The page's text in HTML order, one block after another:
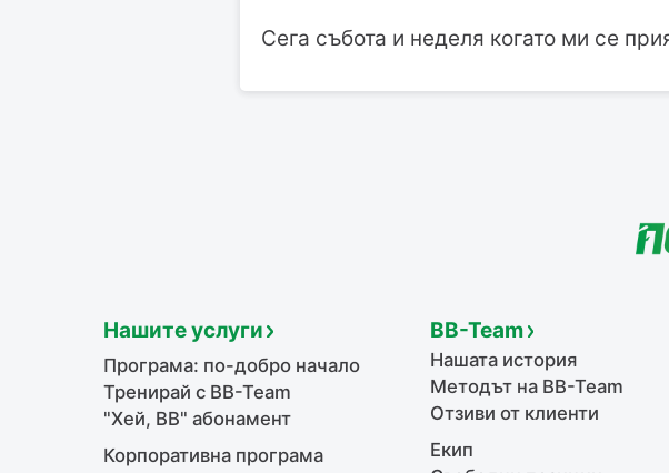
Сега събота и неделя когато ми се
Нашите услуги
Програма: по-добро начало
Тренирай с BB-Team
"Хей, ВВ" абонамент
Корпоративна програма
BB-Team
Нашата история
Методът на BB-Team
Отзиви от клиенти
Екип